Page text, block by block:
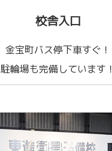
校舎入口
金宝町バス停下車すぐ！
駐輪場も完備しています！